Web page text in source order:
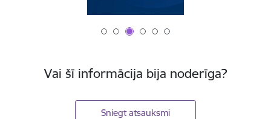
Vai šī informācija bija noderīga?
Sniegt atsauksmi